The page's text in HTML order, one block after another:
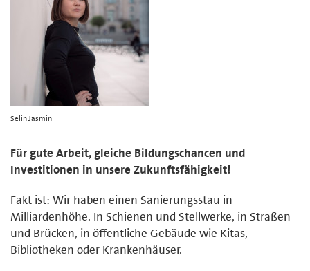
Selin Jasmin
Für gute Arbeit, gleiche Bildungschancen und
Investitionen in unsere Zukunftsfähigkeit!
Fakt ist: Wir haben einen Sanierungsstau in
Milliardenhöhe. In Schienen und Stellwerke, in Straßen
und Brücken, in öffentliche Gebäude wie Kitas,
Bibliotheken oder Krankenhäuser.